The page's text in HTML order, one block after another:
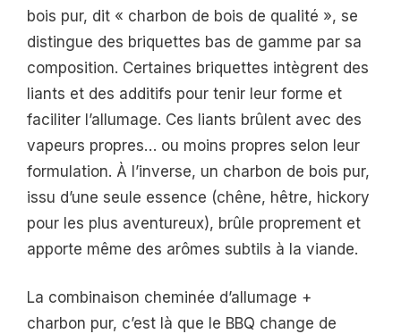
bois pur, dit « charbon de bois de qualité », se
distingue des briquettes bas de gamme par sa
composition. Certaines briquettes intègrent des
liants et des additifs pour tenir leur forme et
faciliter l’allumage. Ces liants brûlent avec des
vapeurs propres… ou moins propres selon leur
formulation. À l’inverse, un charbon de bois pur,
issu d’une seule essence (chêne, hêtre, hickory
pour les plus aventureux), brûle proprement et
apporte même des arômes subtils à la viande.
La combinaison cheminée d’allumage +
charbon pur, c’est là que le BBQ change de